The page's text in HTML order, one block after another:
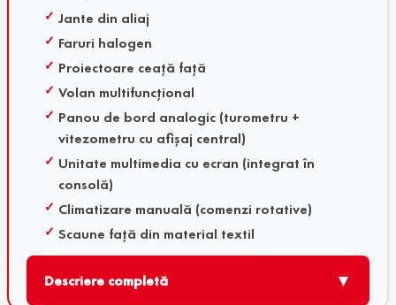
Jante din aliaj
Faruri halogen
Proiectoare ceață față
Volan multifuncțional
Panou de bord analogic (turometru +
vitezometru cu afișaj central)
Unitate multimedia cu ecran (integrat în
consolă)
Climatizare manuală (comenzi rotative)
Scaune față din material textil
Descriere completă ▼